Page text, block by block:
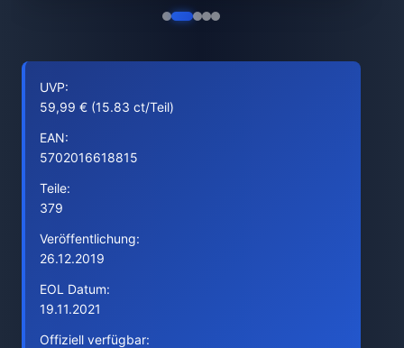
UVP:
59,99 € (15.83 ct/Teil)
EAN:
5702016618815
Teile:
379
Veröffentlichung:
26.12.2019
EOL Datum:
19.11.2021
Offiziell verfügbar: